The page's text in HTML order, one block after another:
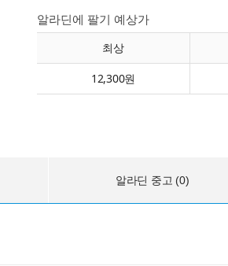
알라딘에 팔기 예상가
최상
12,300원
알라딘 중고 (0)